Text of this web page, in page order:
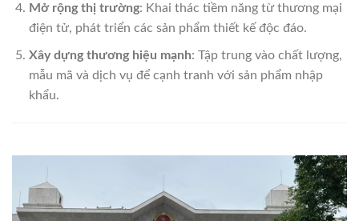
Mở rộng thị trường: Khai thác tiềm năng từ thương mại
điện tử, phát triển các sản phẩm thiết kế độc đáo.
Xây dựng thương hiệu mạnh: Tập trung vào chất lượng,
mẫu mã và dịch vụ để cạnh tranh với sản phẩm nhập
khẩu.